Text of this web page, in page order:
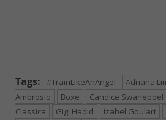
Tags: #TrainLikeAnAngel Adriana
Ambrosio
Boxe Candice Swanepoel
Classica
Gigi Hadid Izabel Goulart